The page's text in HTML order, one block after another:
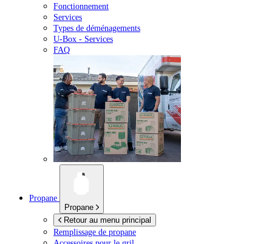
Fonctionnement
Services
Types de déménagements
U-Box - Services
FAQ
Propane
Propane
Retour au menu principal
Remplissage de propane